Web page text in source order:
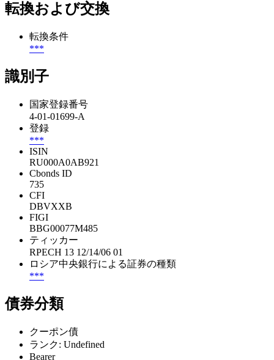
転換および交換
転換条件
***
識別子
国家登録番号
4-01-01699-A
登録
***
ISIN
RU000A0AB921
Cbonds ID
735
CFI
DBVXXB
FIGI
BBG00077M485
ティッカー
RPECH 13 12/14/06 01
ロシア中央銀行による証券の種類
***
債券分類
クーポン債
ランク: Undefined
Bearer